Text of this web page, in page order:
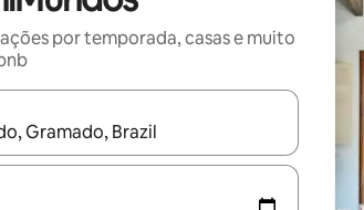
por temporada, casas e muito
resultados estiverem disponíveis, explore-os